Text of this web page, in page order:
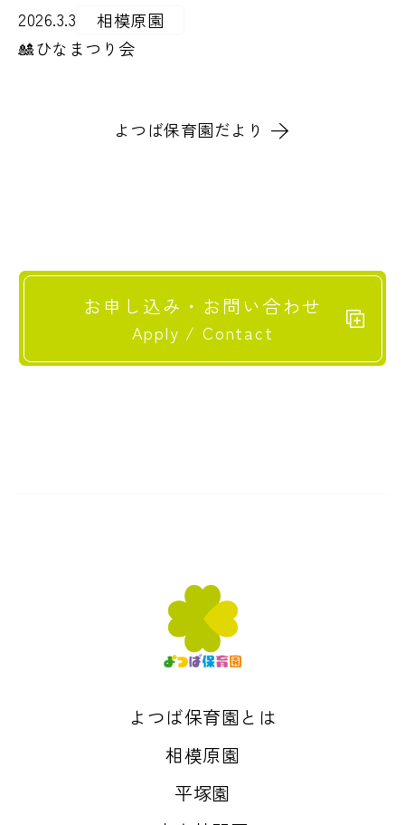
2026.3.3
相模原園
🎎ひなまつり会
よつば保育園だより
お申し込み・お問い合わせ
Apply / Contact
よつば保育園とは
相模原園
平塚園